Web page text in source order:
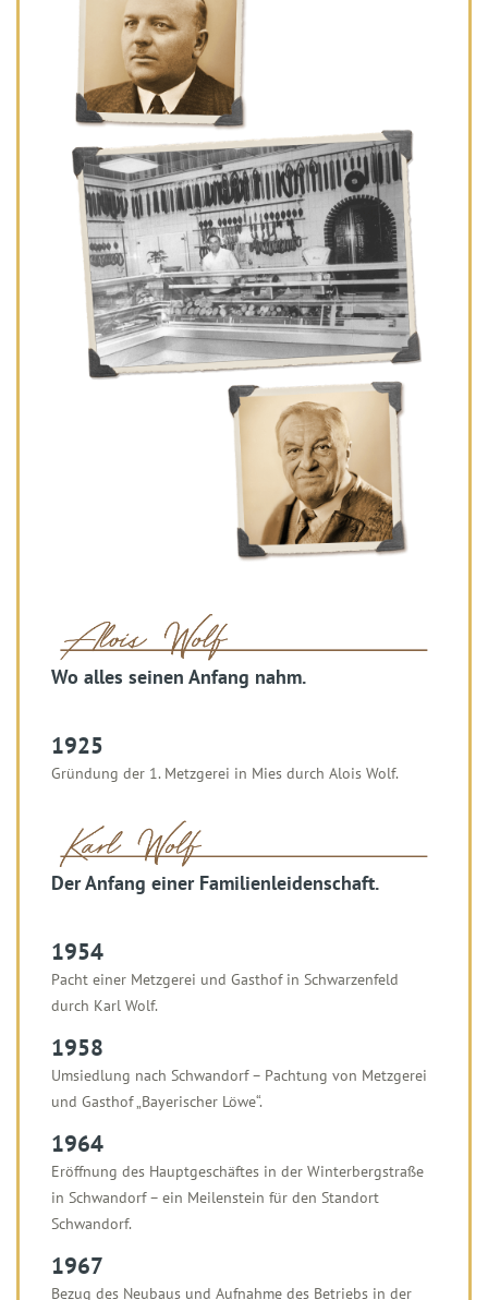
Wo alles seinen Anfang nahm.
1925
Gründung der 1. Metzgerei in Mies durch Alois Wolf.
Der Anfang einer Familienleidenschaft.
1954
Pacht einer Metzgerei und Gasthof in Schwarzenfeld
durch Karl Wolf.
1958
Umsiedlung nach Schwandorf – Pachtung von Metzgerei
und Gasthof „Bayerischer Löwe“.
1964
Eröffnung des Hauptgeschäftes in der Winterbergstraße
in Schwandorf – ein Meilenstein für den Standort
Schwandorf.
1967
Bezug des Neubaus und Aufnahme des Betriebs in der